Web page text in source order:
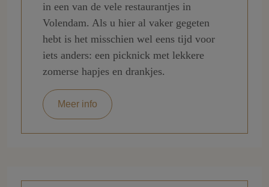
in een van de vele restaurantjes in
Volendam. Als u hier al vaker gegeten
hebt is het misschien wel eens tijd voor
iets anders: een picknick met lekkere
zomerse hapjes en drankjes.
Meer info